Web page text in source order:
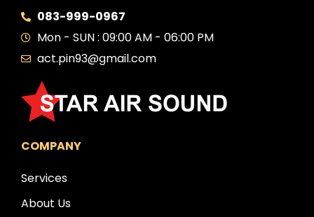
083-999-0967
Mon - SUN : 09:00 AM - 06:00 PM
act.pin93@gmail.com
COMPANY
Services
About Us